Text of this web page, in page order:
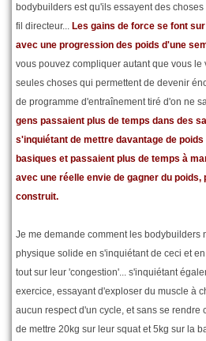
bodybuilders est qu'ils essayent des
fil directeur... Les gains de force se font
avec une progression des poids d'une
vous pouvez compliquer autant que vous le
seules choses qui permettent de devenir
de programme d'entraînement tiré d'on ne
gens passaient plus de temps dans des
s'inquiétant de mettre davantage de
basiques et passaient plus de temps à
avec une réelle envie de gagner du
construit.
Je me demande comment les bodybuilders
physique solide en s'inquiétant de ceci et
tout sur leur 'congestion'... s'inquiétant
exercice, essayant d'exploser du muscle à
aucun respect d'un cycle, et sans se rendre
de mettre 20kg sur leur squat et 5kg sur la